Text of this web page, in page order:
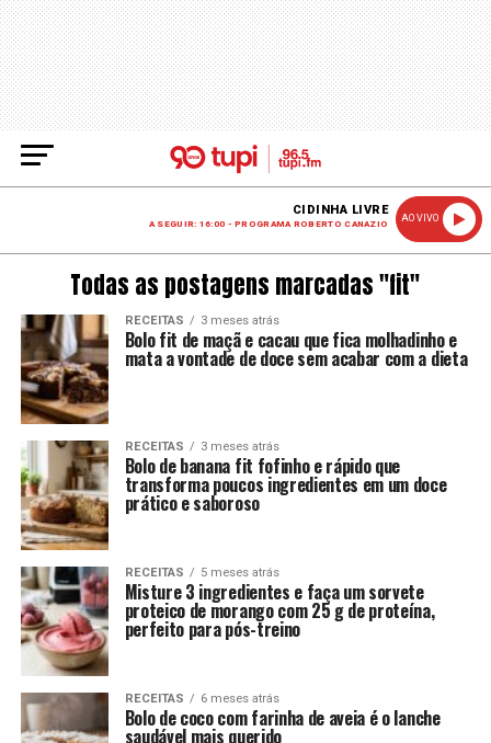
CIDINHA LIVRE
A SEGUIR: 16:00 - PROGRAMA ROBERTO CANAZIO
AO VIVO
Todas as postagens marcadas "fit"
RECEITAS 3 meses atrás
Bolo fit de maçã e cacau que fica molhadinho e
mata a vontade de doce sem acabar com a dieta
RECEITAS 3 meses atrás
Bolo de banana fit fofinho e rápido que
transforma poucos ingredientes em um doce
prático e saboroso
RECEITAS 5 meses atrás
Misture 3 ingredientes e faça um sorvete
proteico de morango com 25 g de proteína,
perfeito para pós-treino
RECEITAS 6 meses atrás
Bolo de coco com farinha de aveia é o lanche
saudável mais querido